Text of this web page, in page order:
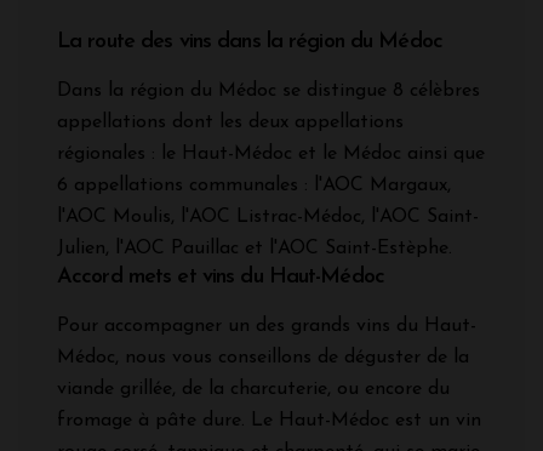
La route des vins dans la région du Médoc
Dans la région du Médoc se distingue 8 célèbres
appellations dont les deux appellations
régionales : le Haut-Médoc et le Médoc ainsi que
6 appellations communales : l'AOC Margaux,
l'AOC Moulis, l'AOC Listrac-Médoc, l'AOC Saint-
Julien, l'AOC Pauillac et l'AOC Saint-Estèphe.
Accord mets et vins du Haut-Médoc
Pour accompagner un des grands vins du Haut-
Médoc, nous vous conseillons de déguster de la
viande grillée, de la charcuterie, ou encore du
fromage à pâte dure. Le Haut-Médoc est un vin